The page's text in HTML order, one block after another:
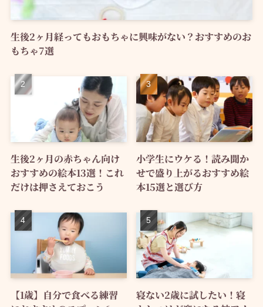
生後2ヶ月経ってもおもちゃに興味がない？おすすめのお
もちゃ7選
生後2ヶ月の赤ちゃん向け
おすすめの絵本13選！これ
だけは押さえておこう
小学生にウケる！読み聞か
せで盛り上がるおすすめ絵
本15選と選び方
【1歳】自分で食べる練習
寝ない2歳に試したい！寝